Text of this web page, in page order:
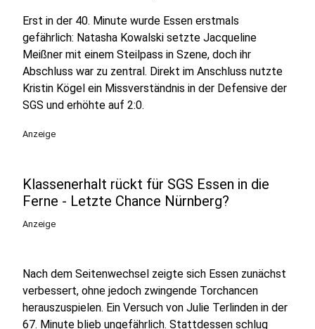
Erst in der 40. Minute wurde Essen erstmals
gefährlich: Natasha Kowalski setzte Jacqueline
Meißner mit einem Steilpass in Szene, doch ihr
Abschluss war zu zentral. Direkt im Anschluss nutzte
Kristin Kögel ein Missverständnis in der Defensive der
SGS und erhöhte auf 2:0.
Anzeige
Klassenerhalt rückt für SGS Essen in die
Ferne - Letzte Chance Nürnberg?
Anzeige
Nach dem Seitenwechsel zeigte sich Essen zunächst
verbessert, ohne jedoch zwingende Torchancen
herauszuspielen. Ein Versuch von Julie Terlinden in der
67. Minute blieb ungefährlich. Stattdessen schlug